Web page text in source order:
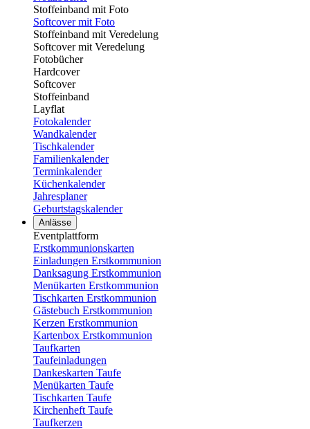
Stoffeinband mit Foto
Softcover mit Foto
Stoffeinband mit Veredelung
Softcover mit Veredelung
Fotobücher
Hardcover
Softcover
Stoffeinband
Layflat
Fotokalender
Wandkalender
Tischkalender
Familienkalender
Terminkalender
Küchenkalender
Jahresplaner
Geburtstagskalender
Anlässe
Eventplattform
Erstkommunionskarten
Einladungen Erstkommunion
Danksagung Erstkommunion
Menükarten Erstkommunion
Tischkarten Erstkommunion
Gästebuch Erstkommunion
Kerzen Erstkommunion
Kartenbox Erstkommunion
Taufkarten
Taufeinladungen
Dankeskarten Taufe
Menükarten Taufe
Tischkarten Taufe
Kirchenheft Taufe
Taufkerzen